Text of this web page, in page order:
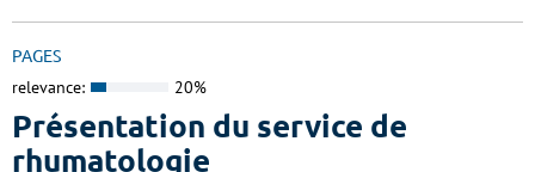
PAGES
relevance: 20%
Présentation du service de
rhumatologie